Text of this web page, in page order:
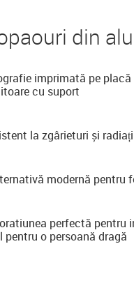
din
imprimată pe
cu suport
la zgârieturi și
modernă pentru
perfectă pentru
pentru o persoană dragă